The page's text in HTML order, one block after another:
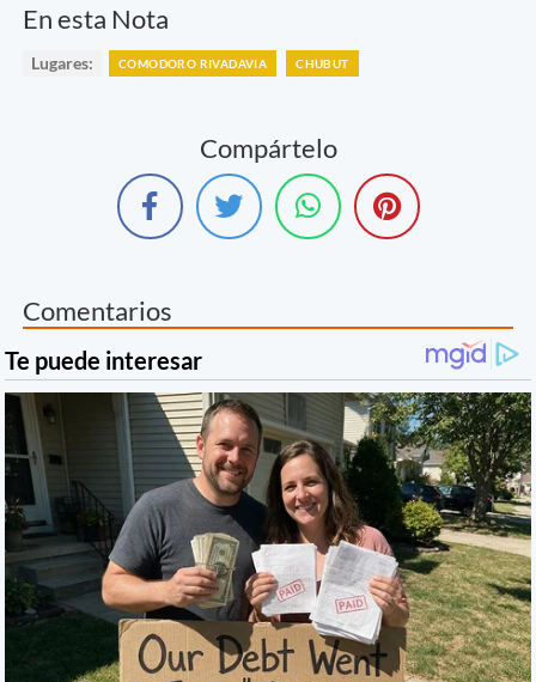
En esta Nota
Lugares: COMODORO RIVADAVIA CHUBUT
Compártelo
Comentarios